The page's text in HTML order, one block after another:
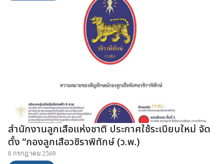
สำนักงานลูกเสือแห่งชาติ ประกาศใช้ระเบียบใหม่ จัด
ตั้ง “กองลูกเสือวชิราพิทักษ์ (ว.พ.)
8 กรกฎาคม 2569